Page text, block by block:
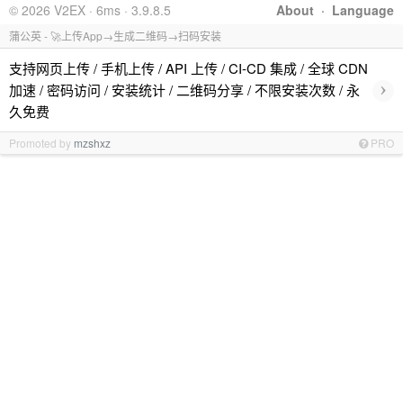
About · Language
© 2026 V2EX · 6ms · 3.9.8.5
蒲公英 - 🚀上传App→生成二维码→扫码安装
支持网页上传 / 手机上传 / API 上传 / CI-CD 集成 / 全球 CDN
加速 / 密码访问 / 安装统计 / 二维码分享 / 不限安装次数 / 永
久免费
›
Promoted by mzshxz PRO